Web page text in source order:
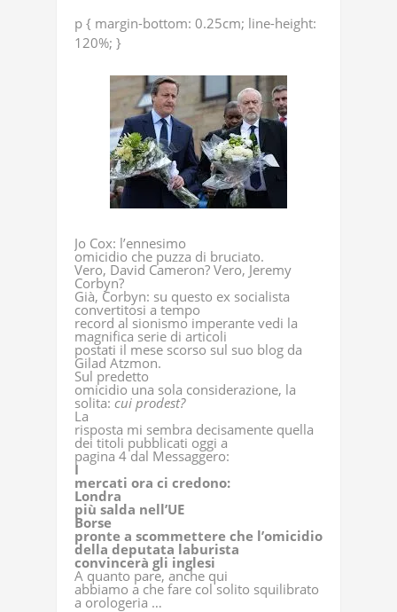
p { margin-bottom: 0.25cm; line-height:
120%; }
Jo Cox: l’ennesimo
omicidio che puzza di bruciato.
Vero, David Cameron? Vero, Jeremy
Corbyn?
Già, Corbyn: su questo ex socialista
convertitosi a tempo
record al sionismo imperante vedi la
magnifica serie di articoli
postati il mese scorso sul suo blog da
Gilad Atzmon.
Sul predetto
omicidio una sola considerazione, la
solita: cui prodest?
La
risposta mi sembra decisamente quella
dei titoli pubblicati oggi a
pagina 4 dal Messaggero:
I
mercati ora ci credono:
Londra
più salda nell’UE
Borse
pronte a scommettere che l’omicidio
della deputata laburista
convincerà gli inglesi
A quanto pare, anche qui
abbiamo a che fare col solito squilibrato
a orologeria …